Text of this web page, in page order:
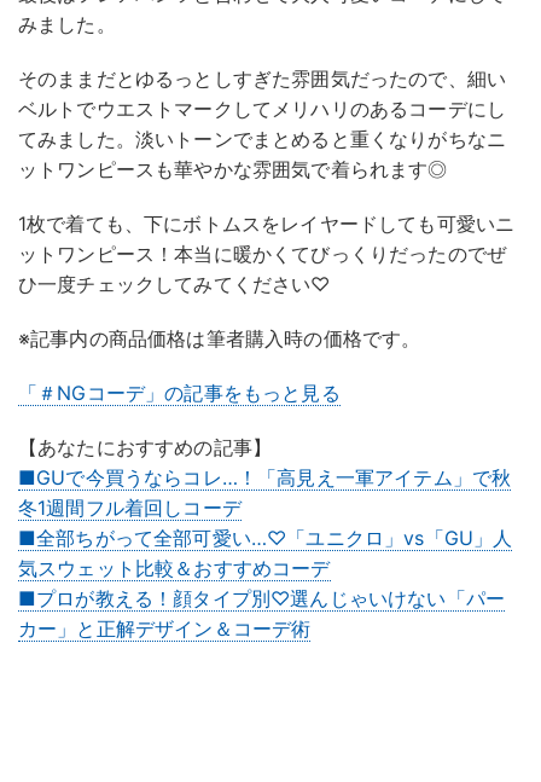
みました。
そのままだとゆるっとしすぎた雰囲気だったので、細い
ベルトでウエストマークしてメリハリのあるコーデにし
てみました。淡いトーンでまとめると重くなりがちなニ
ットワンピースも華やかな雰囲気で着られます◎
1枚で着ても、下にボトムスをレイヤードしても可愛いニ
ットワンピース！本当に暖かくてびっくりだったのでぜ
ひ一度チェックしてみてください♡
※記事内の商品価格は筆者購入時の価格です。
「＃NGコーデ」の記事をもっと見る
【あなたにおすすめの記事】
■GUで今買うならコレ…！「高見え一軍アイテム」で秋
冬1週間フル着回しコーデ
■全部ちがって全部可愛い…♡「ユニクロ」vs「GU」人
気スウェット比較＆おすすめコーデ
■プロが教える！顔タイプ別♡選んじゃいけない「パー
カー」と正解デザイン＆コーデ術